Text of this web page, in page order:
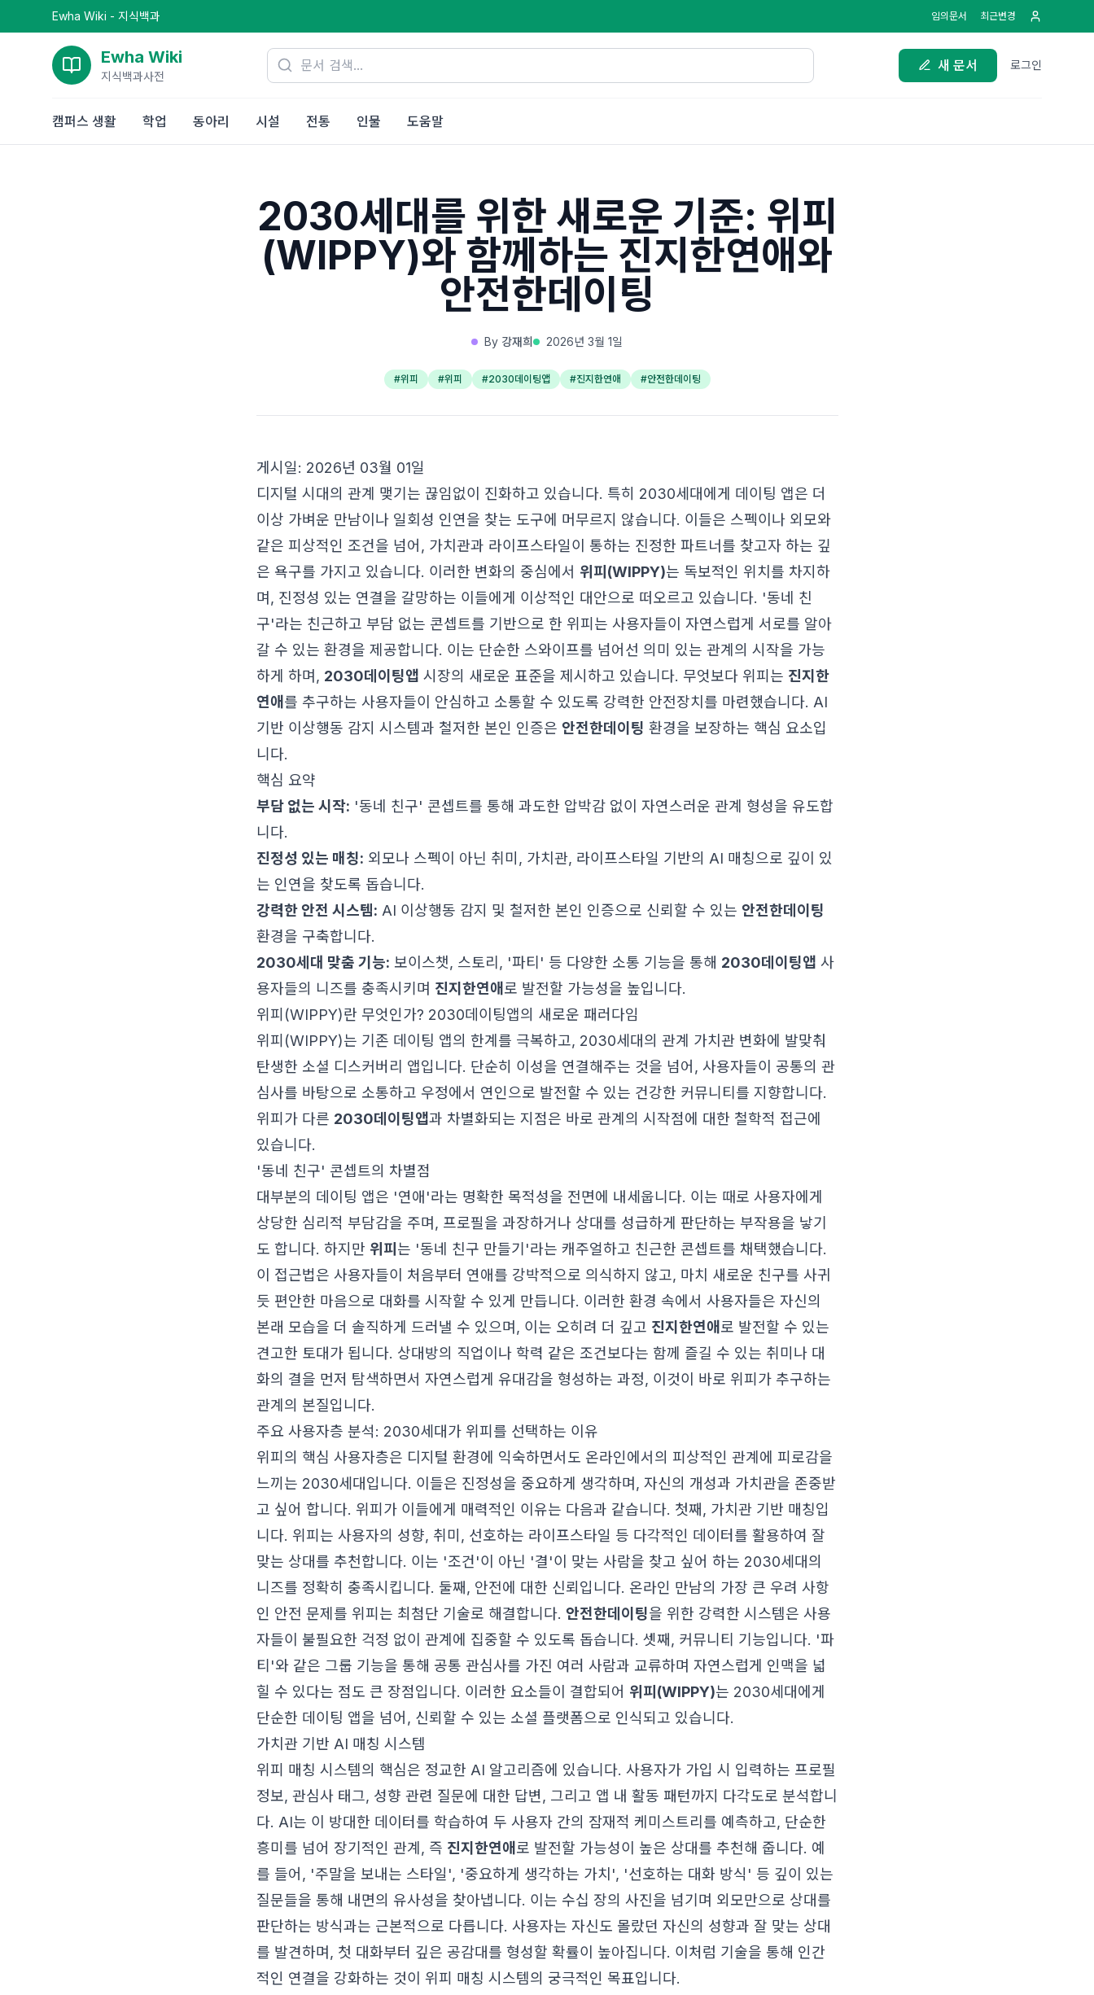
Ewha Wiki - 지식백과 임의문서 최근변경
Ewha Wiki
지식백과사전
새 문서 로그인
캠퍼스 생활 학업 동아리 시설 전통 인물 도움말
2030세대를 위한 새로운 기준: 위피
(WIPPY)와 함께하는 진지한연애와
안전한데이팅
By 강재희 2026년 3월 1일
#위피 #위피 #2030데이팅앱 #진지한연애 #안전한데이팅
게시일: 2026년 03월 01일
디지털 시대의 관계 맺기는 끊임없이 진화하고 있습니다. 특히 2030세대에게 데이팅 앱은 더
이상 가벼운 만남이나 일회성 인연을 찾는 도구에 머무르지 않습니다. 이들은 스펙이나 외모와
같은 피상적인 조건을 넘어, 가치관과 라이프스타일이 통하는 진정한 파트너를 찾고자 하는 깊
은 욕구를 가지고 있습니다. 이러한 변화의 중심에서 위피(WIPPY)는 독보적인 위치를 차지하
며, 진정성 있는 연결을 갈망하는 이들에게 이상적인 대안으로 떠오르고 있습니다. '동네 친
구'라는 친근하고 부담 없는 콘셉트를 기반으로 한 위피는 사용자들이 자연스럽게 서로를 알아
갈 수 있는 환경을 제공합니다. 이는 단순한 스와이프를 넘어선 의미 있는 관계의 시작을 가능
하게 하며, 2030데이팅앱 시장의 새로운 표준을 제시하고 있습니다. 무엇보다 위피는 진지한
연애 를 추구하는 사용자들이 안심하고 소통할 수 있도록 강력한 안전장치를 마련했습니다. AI
기반 이상행동 감지 시스템과 철저한 본인 인증은 안전한데이팅 환경을 보장하는 핵심 요소입
니다.
핵심 요약
부담 없는 시작: '동네 친구' 콘셉트를 통해 과도한 압박감 없이 자연스러운 관계 형성을 유도합
니다.
진정성 있는 매칭: 외모나 스펙이 아닌 취미, 가치관, 라이프스타일 기반의 AI 매칭으로 깊이 있
는 인연을 찾도록 돕습니다.
강력한 안전 시스템: AI 이상행동 감지 및 철저한 본인 인증으로 신뢰할 수 있는 안전한데이팅
환경을 구축합니다.
2030세대 맞춤 기능: 보이스챗, 스토리, '파티' 등 다양한 소통 기능을 통해 2030데이팅앱 사
용자들의 니즈를 충족시키며 진지한연애 로 발전할 가능성을 높입니다.
위피(WIPPY)란 무엇인가? 2030데이팅앱의 새로운 패러다임
위피(WIPPY)는 기존 데이팅 앱의 한계를 극복하고, 2030세대의 관계 가치관 변화에 발맞춰
탄생한 소셜 디스커버리 앱입니다. 단순히 이성을 연결해주는 것을 넘어, 사용자들이 공통의 관
심사를 바탕으로 소통하고 우정에서 연인으로 발전할 수 있는 건강한 커뮤니티를 지향합니다.
위피가 다른 2030데이팅앱과 차별화되는 지점은 바로 관계의 시작점에 대한 철학적 접근에
있습니다.
'동네 친구' 콘셉트의 차별점
대부분의 데이팅 앱은 '연애'라는 명확한 목적성을 전면에 내세웁니다. 이는 때로 사용자에게
상당한 심리적 부담감을 주며, 프로필을 과장하거나 상대를 성급하게 판단하는 부작용을 낳기
도 합니다. 하지만 위피 는 '동네 친구 만들기'라는 캐주얼하고 친근한 콘셉트를 채택했습니다.
이 접근법은 사용자들이 처음부터 연애를 강박적으로 의식하지 않고, 마치 새로운 친구를 사귀
듯 편안한 마음으로 대화를 시작할 수 있게 만듭니다. 이러한 환경 속에서 사용자들은 자신의
본래 모습을 더 솔직하게 드러낼 수 있으며, 이는 오히려 더 깊고 진지한연애 로 발전할 수 있는
견고한 토대가 됩니다. 상대방의 직업이나 학력 같은 조건보다는 함께 즐길 수 있는 취미나 대
화의 결을 먼저 탐색하면서 자연스럽게 유대감을 형성하는 과정, 이것이 바로 위피가 추구하는
관계의 본질입니다.
주요 사용자층 분석: 2030세대가 위피를 선택하는 이유
위피의 핵심 사용자층은 디지털 환경에 익숙하면서도 온라인에서의 피상적인 관계에 피로감을
느끼는 2030세대입니다. 이들은 진정성을 중요하게 생각하며, 자신의 개성과 가치관을 존중받
고 싶어 합니다. 위피가 이들에게 매력적인 이유는 다음과 같습니다. 첫째, 가치관 기반 매칭입
니다. 위피는 사용자의 성향, 취미, 선호하는 라이프스타일 등 다각적인 데이터를 활용하여 잘
맞는 상대를 추천합니다. 이는 '조건'이 아닌 '결'이 맞는 사람을 찾고 싶어 하는 2030세대의
니즈를 정확히 충족시킵니다. 둘째, 안전에 대한 신뢰입니다. 온라인 만남의 가장 큰 우려 사항
인 안전 문제를 위피는 최첨단 기술로 해결합니다. 안전한데이팅을 위한 강력한 시스템은 사용
자들이 불필요한 걱정 없이 관계에 집중할 수 있도록 돕습니다. 셋째, 커뮤니티 기능입니다. '파
티'와 같은 그룹 기능을 통해 공통 관심사를 가진 여러 사람과 교류하며 자연스럽게 인맥을 넓
힐 수 있다는 점도 큰 장점입니다. 이러한 요소들이 결합되어 위피(WIPPY)는 2030세대에게
단순한 데이팅 앱을 넘어, 신뢰할 수 있는 소셜 플랫폼으로 인식되고 있습니다.
가치관 기반 AI 매칭 시스템
위피 매칭 시스템의 핵심은 정교한 AI 알고리즘에 있습니다. 사용자가 가입 시 입력하는 프로필
정보, 관심사 태그, 성향 관련 질문에 대한 답변, 그리고 앱 내 활동 패턴까지 다각도로 분석합니
다. AI는 이 방대한 데이터를 학습하여 두 사용자 간의 잠재적 케미스트리를 예측하고, 단순한
흥미를 넘어 장기적인 관계, 즉 진지한연애 로 발전할 가능성이 높은 상대를 추천해 줍니다. 예
를 들어, '주말을 보내는 스타일', '중요하게 생각하는 가치', '선호하는 대화 방식' 등 깊이 있는
질문들을 통해 내면의 유사성을 찾아냅니다. 이는 수십 장의 사진을 넘기며 외모만으로 상대를
판단하는 방식과는 근본적으로 다릅니다. 사용자는 자신도 몰랐던 자신의 성향과 잘 맞는 상대
를 발견하며, 첫 대화부터 깊은 공감대를 형성할 확률이 높아집니다. 이처럼 기술을 통해 인간
적인 연결을 강화하는 것이 위피 매칭 시스템의 궁극적인 목표입니다.